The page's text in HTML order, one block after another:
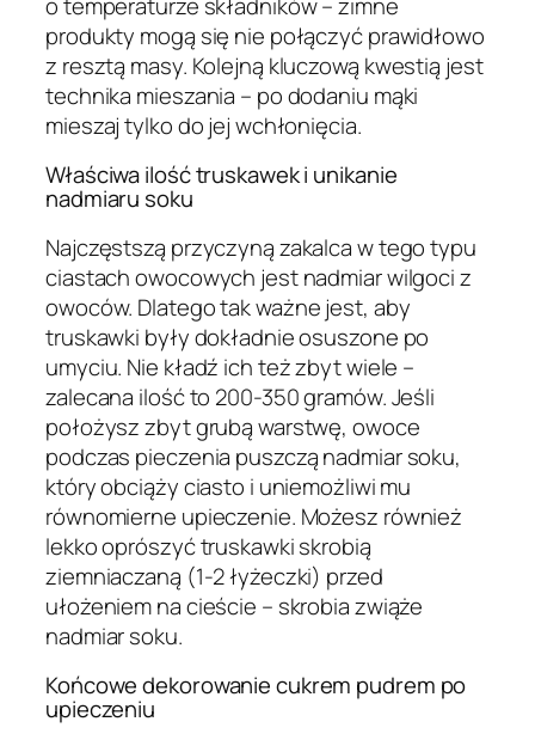
produkty mogą się nie połączyć prawidłowo
z resztą masy. Kolejną kluczową kwestią jest
technika mieszania – po dodaniu mąki
mieszaj tylko do jej wchłonięcia.
Właściwa ilość truskawek i unikanie
nadmiaru soku
Najczęstszą przyczyną zakalca w tego typu
ciastach owocowych jest nadmiar wilgoci z
owoców. Dlatego tak ważne jest, aby
truskawki były dokładnie osuszone po
umyciu. Nie kładź ich też zbyt wiele –
zalecana ilość to 200-350 gramów. Jeśli
położysz zbyt grubą warstwę, owoce
podczas pieczenia puszczą nadmiar soku,
który obciąży ciasto i uniemożliwi mu
równomierne upieczenie. Możesz również
lekko oprószyć truskawki skrobią
ziemniaczaną (1-2 łyżeczki) przed
ułożeniem na cieście – skrobia zwiąże
nadmiar soku.
Końcowe dekorowanie cukrem pudrem po
upieczeniu